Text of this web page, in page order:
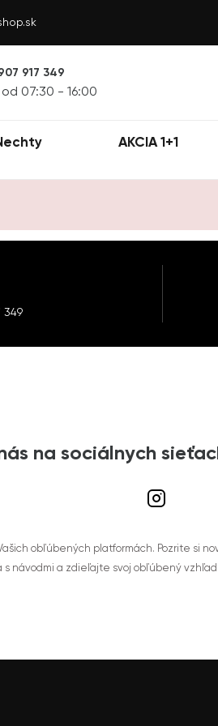
917 349
07:30 - 16:00
AKCIA 1+1
349
na sociálnych
obľúbených platformách. Pozrite si
s návodmi a zdieľajte svoj obľúbený vzhľad